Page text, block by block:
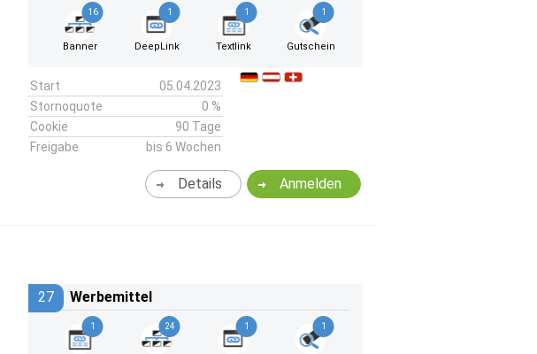
16
Banner
1
DeepLink
1
Textlink
1
Gutschein
Start
05.04.2023
Stornoquote
0 %
Cookie
90 Tage
Freigabe
bis 6 Wochen
Anmelden
Details
27 Werbemittel
1 24 1 1